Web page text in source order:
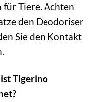
für Tiere. Achten
den Deodoriser
Sie den Kontakt
Tigerino